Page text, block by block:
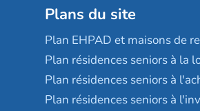
Plans du site
Plan EHPAD et maisons de
Plan résidences seniors à la
Plan résidences seniors à
Plan résidences seniors à